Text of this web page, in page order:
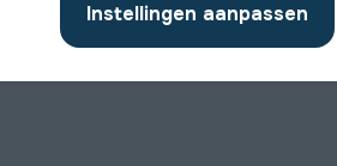
Instellingen aanpassen